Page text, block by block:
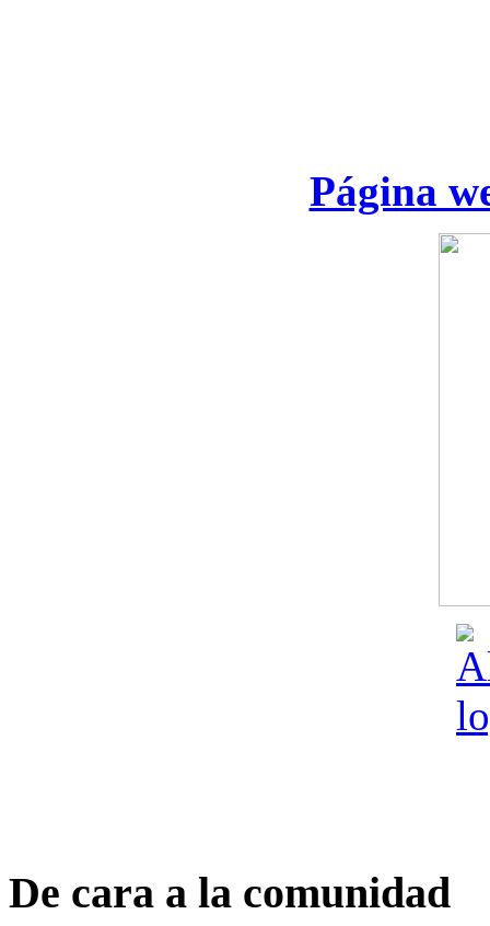
Página
De cara a la comunidad